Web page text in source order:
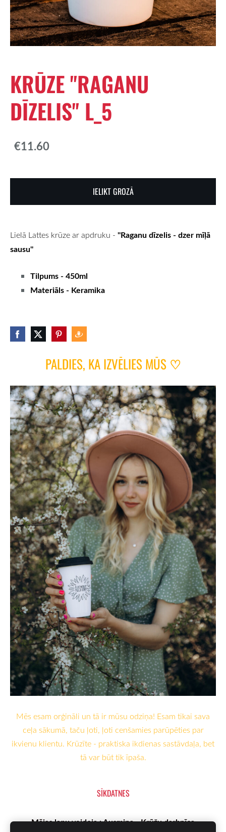
PALDIES, KA IZVĒLIES MŪS ♡
Mēs esam orģināli un tā ir mūsu odziņa! Esam tikai sava
ceļa sākumā, taču ļoti, ļoti cenšamies parūpēties par
ikvienu klientu. Krūzīte - praktiska ikdienas sastāvdaļa, bet
tā var būt tik īpaša.
KRŪZE ''RAGANU
DĪZELIS'' L_5
€11.60
IELIKT GROZĀ
Lielā Lattes krūze ar apdruku - ''Raganu dīzelis - dzer mīļā
sausu''
Tilpums - 450ml
Materiāls - Keramika
SĪKDATNES
Mājas lapu veidoja : Ausmiņa - Krūžu darbnīca